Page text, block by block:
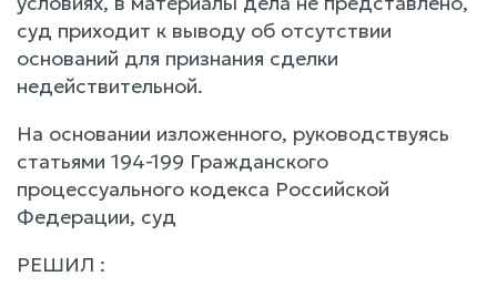
суд приходит к выводу об отсутствии
оснований для признания сделки
недействительной.
На основании изложенного, руководствуясь
статьями 194-199 Гражданского
процессуального кодекса Российской
Федерации, суд
РЕШИЛ :